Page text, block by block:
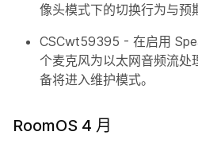
像头模式下的切换行为与预
CSCwt59395 - 在启用
个麦克风为以太网音频流
备将进入维护模式。
RoomOS 4 月